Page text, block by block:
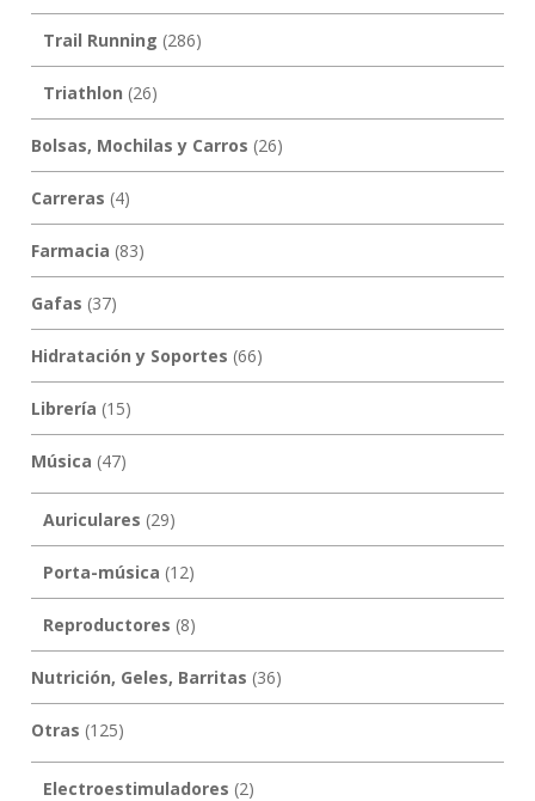
Trail Running (286)
Triathlon (26)
Bolsas, Mochilas y Carros (26)
Carreras (4)
Farmacia (83)
Gafas (37)
Hidratación y Soportes (66)
Librería (15)
Música (47)
Auriculares (29)
Porta-música (12)
Reproductores (8)
Nutrición, Geles, Barritas (36)
Otras (125)
Electroestimuladores (2)